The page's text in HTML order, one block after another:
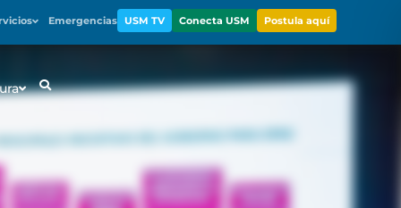
Emergencias USM TV Conecta USM Postula aquí